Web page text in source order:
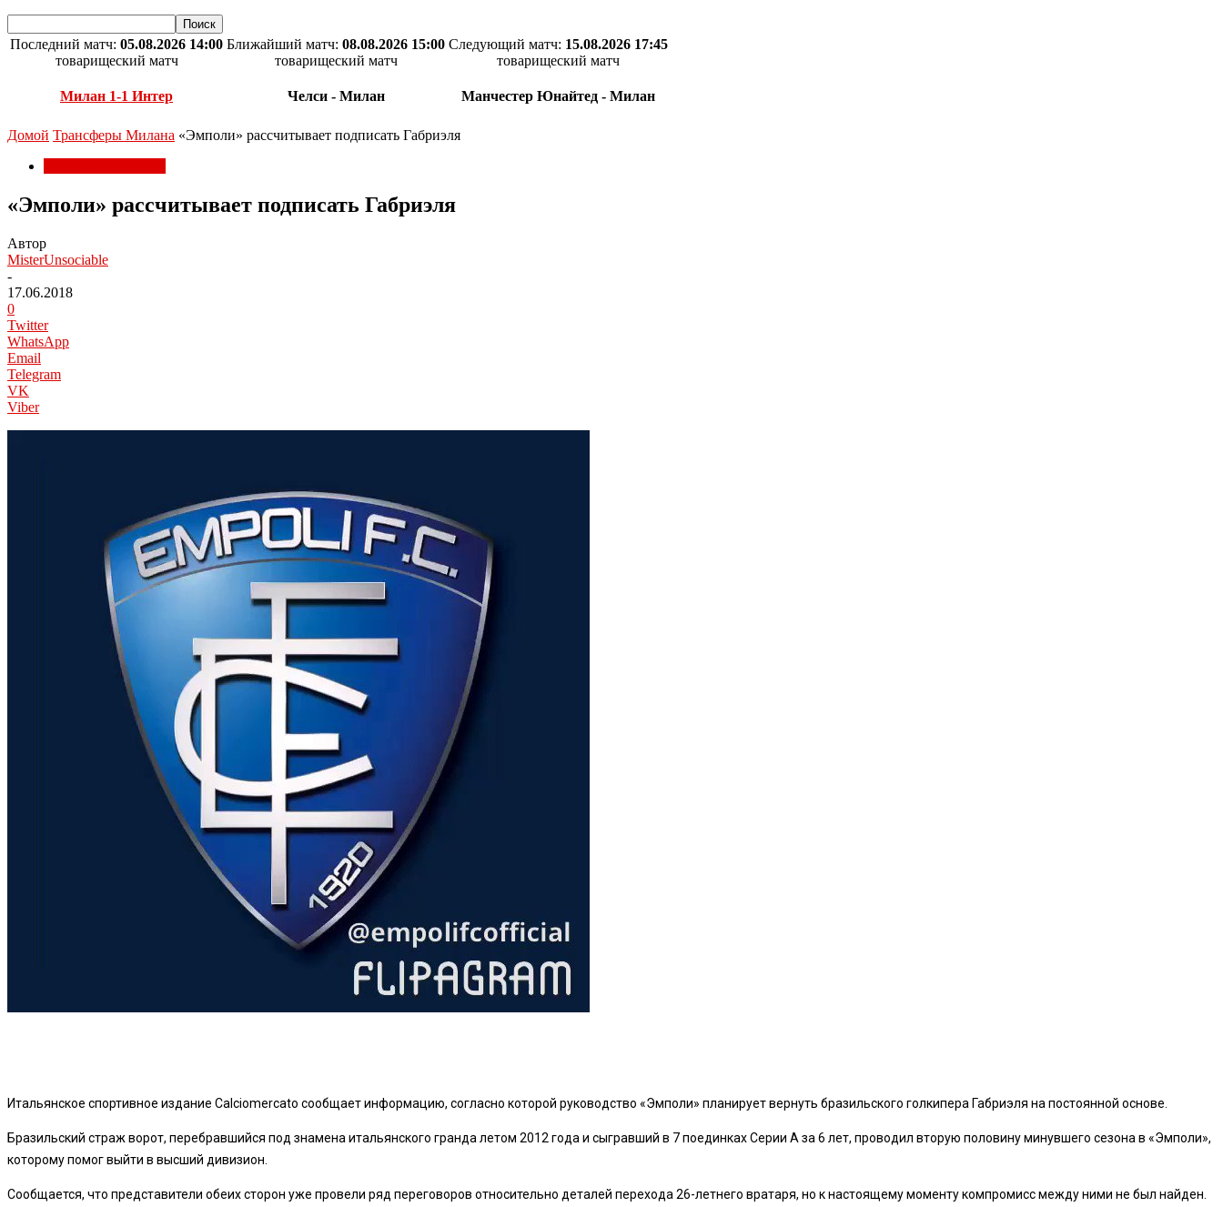
Последний матч: 05.08.2026 14:00
товарищеский матч
Милан 1-1 Интер
Ближайший матч: 08.08.2026 15:00
товарищеский матч
Челси - Милан
Следующий матч: 15.08.2026 17:45
товарищеский матч
Манчестер Юнайтед - Милан
Домой Трансферы Милана «Эмполи» рассчитывает подписать Габриэля
«Эмполи» рассчитывает подписать Габриэля
Автор
MisterUnsociable
-
17.06.2018
0
Twitter
WhatsApp
Email
Telegram
VK
Viber
Итальянское спортивное издание Calciomercato сообщает информацию, согласно которой руководство «Эмполи» планирует вернуть бразильского голкипера Габриэля на постоянной основе.
Бразильский страж ворот, перебравшийся под знамена итальянского гранда летом 2012 года и сыгравший в 7 поединках Серии А за 6 лет, проводил вторую половину минувшего сезона в «Эмполи»,
которому помог выйти в высший дивизион.
Сообщается, что представители обеих сторон уже провели ряд переговоров относительно деталей перехода 26-летнего вратаря, но к настоящему моменту компромисс между ними не был найден.